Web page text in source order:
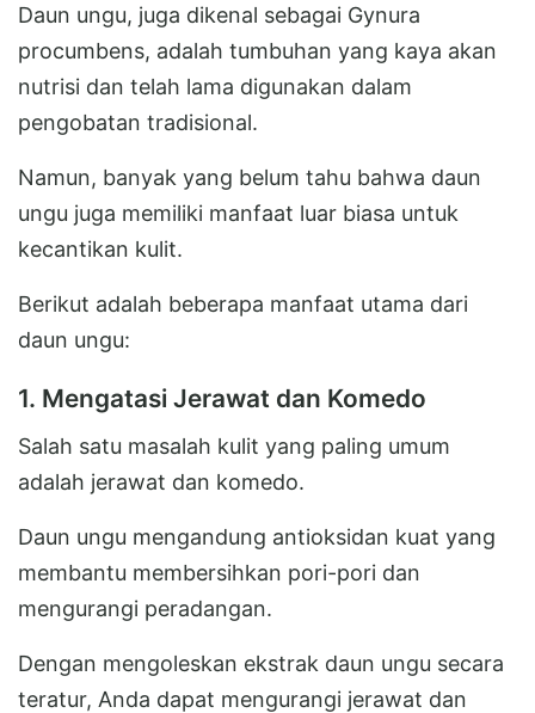
Daun ungu, juga dikenal sebagai Gynura
procumbens, adalah tumbuhan yang kaya akan
nutrisi dan telah lama digunakan dalam
pengobatan tradisional.
Namun, banyak yang belum tahu bahwa daun
ungu juga memiliki manfaat luar biasa untuk
kecantikan kulit.
Berikut adalah beberapa manfaat utama dari
daun ungu:
1. Mengatasi Jerawat dan Komedo
Salah satu masalah kulit yang paling umum
adalah jerawat dan komedo.
Daun ungu mengandung antioksidan kuat yang
membantu membersihkan pori-pori dan
mengurangi peradangan.
Dengan mengoleskan ekstrak daun ungu secara
teratur, Anda dapat mengurangi jerawat dan